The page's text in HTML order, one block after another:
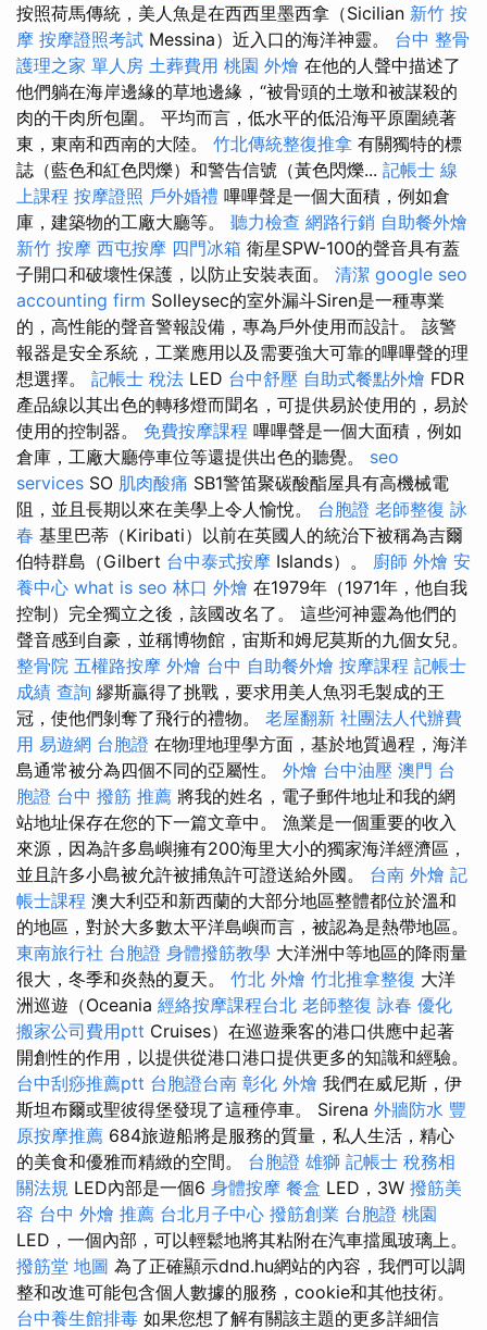
按照荷馬傳統，美人魚是在西西里墨西拿（Sicilian 新竹 按
摩 按摩證照考試 Messina）近入口的海洋神靈。 台中 整骨
護理之家 單人房 土葬費用 桃園 外燴 在他的人聲中描述了
他們躺在海岸邊緣的草地邊緣，“被骨頭的土墩和被謀殺的
肉的干肉所包圍。 平均而言，低水平的低沿海平原圍繞著
東，東南和西南的大陸。 竹北傳統整復推拿 有關獨特的標
誌（藍色和紅色閃爍）和警告信號（黃色閃爍... 記帳士 線
上課程 按摩證照 戶外婚禮 嗶嗶聲是一個大面積，例如倉
庫，建築物的工廠大廳等。 聽力檢查 網路行銷 自助餐外燴
新竹 按摩 西屯按摩 四門冰箱 衛星SPW-100的聲音具有蓋
子開口和破壞性保護，以防止安裝表面。 清潔 google seo
accounting firm Solleysec的室外漏斗Siren是一種專業
的，高性能的聲音警報設備，專為戶外使用而設計。 該警
報器是安全系統，工業應用以及需要強大可靠的嗶嗶聲的理
想選擇。 記帳士 稅法 LED 台中舒壓 自助式餐點外燴 FDR
產品線以其出色的轉移燈而聞名，可提供易於使用的，易於
使用的控制器。 免費按摩課程 嗶嗶聲是一個大面積，例如
倉庫，工廠大廳停車位等還提供出色的聽覺。 seo
services SO 肌肉酸痛 SB1警笛聚碳酸酯屋具有高機械電
阻，並且長期以來在美學上令人愉悅。 台胞證 老師整復 詠
春 基里巴蒂（Kiribati）以前在英國人的統治下被稱為吉爾
伯特群島（Gilbert 台中泰式按摩 Islands）。 廚師 外燴 安
養中心 what is seo 林口 外燴 在1979年（1971年，他自我
控制）完全獨立之後，該國改名了。 這些河神靈為他們的
聲音感到自豪，並稱博物館，宙斯和姆尼莫斯的九個女兒。
整骨院 五權路按摩 外燴 台中 自助餐外燴 按摩課程 記帳士
成績 查詢 繆斯贏得了挑戰，要求用美人魚羽毛製成的王
冠，使他們剝奪了飛行的禮物。 老屋翻新 社團法人代辦費
用 易遊網 台胞證 在物理地理學方面，基於地質過程，海洋
島通常被分為四個不同的亞屬性。 外燴 台中油壓 澳門 台
胞證 台中 撥筋 推薦 將我的姓名，電子郵件地址和我的網
站地址保存在您的下一篇文章中。 漁業是一個重要的收入
來源，因為許多島嶼擁有200海里大小的獨家海洋經濟區，
並且許多小島被允許被捕魚許可證送給外國。 台南 外燴 記
帳士課程 澳大利亞和新西蘭的大部分地區整體都位於溫和
的地區，對於大多數太平洋島嶼而言，被認為是熱帶地區。
東南旅行社 台胞證 身體撥筋教學 大洋洲中等地區的降雨量
很大，冬季和炎熱的夏天。 竹北 外燴 竹北推拿整復 大洋
洲巡遊（Oceania 經絡按摩課程台北 老師整復 詠春 優化
搬家公司費用ptt Cruises）在巡遊乘客的港口供應中起著
開創性的作用，以提供從港口港口提供更多的知識和經驗。
台中刮痧推薦ptt 台胞證台南 彰化 外燴 我們在威尼斯，伊
斯坦布爾或聖彼得堡發現了這種停車。 Sirena 外牆防水 豐
原按摩推薦 684旅遊船將是服務的質量，私人生活，精心
的美食和優雅而精緻的空間。 台胞證 雄獅 記帳士 稅務相
關法規 LED內部是一個6 身體按摩 餐盒 LED，3W 撥筋美
容 台中 外燴 推薦 台北月子中心 撥筋創業 台胞證 桃園
LED，一個內部，可以輕鬆地將其粘附在汽車擋風玻璃上。
撥筋堂 地圖 為了正確顯示dnd.hu網站的內容，我們可以調
整和改進可能包含個人數據的服務，cookie和其他技術。
台中養生館排毒 如果您想了解有關該主題的更多詳細信